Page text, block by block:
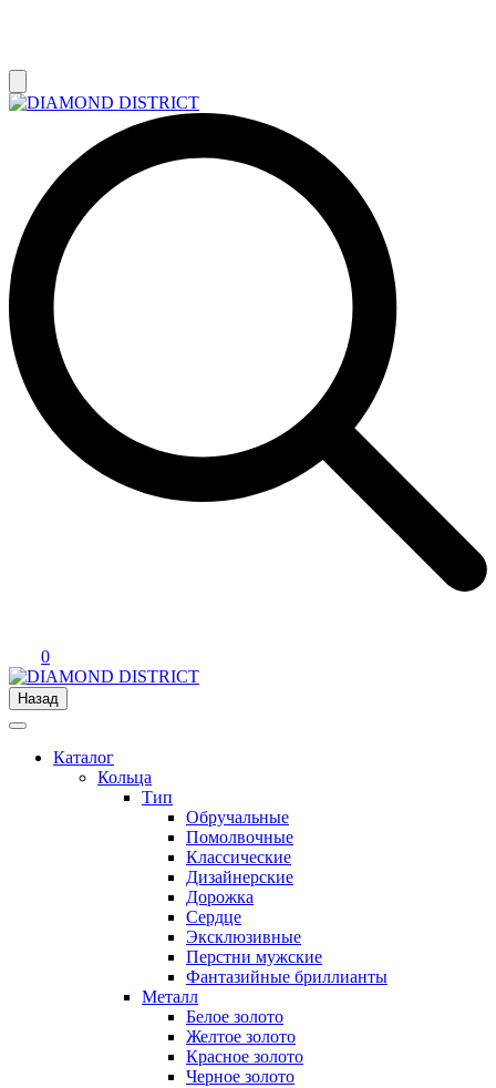
0
Назад
Каталог
Кольца
Тип
Обручальные
Помолвочные
Классические
Дизайнерские
Дорожка
Сердце
Эксклюзивные
Перстни мужские
Фантазийные бриллианты
Металл
Белое золото
Желтое золото
Красное золото
Черное золото